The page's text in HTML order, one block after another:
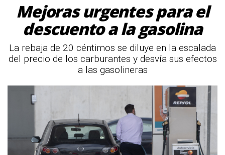
Mejoras urgentes para el
descuento a la gasolina
La rebaja de 20 céntimos se diluye en la escalada
del precio de los carburantes y desvía sus efectos
a las gasolineras